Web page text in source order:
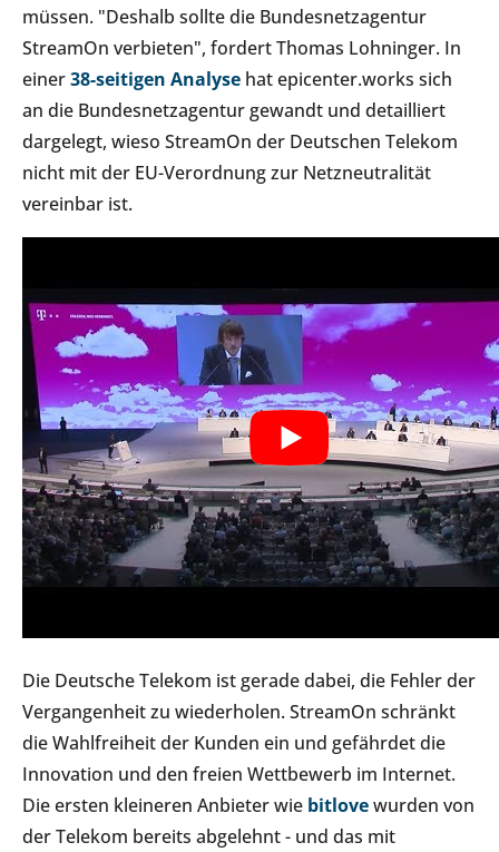
müssen. "Deshalb sollte die Bundesnetzagentur
StreamOn verbieten", fordert Thomas Lohninger. In
einer38-seitigen Analyse hat epicenter.works sich
an die Bundesnetzagentur gewandt und detailliert
dargelegt, wieso StreamOn der Deutschen Telekom
nicht mit der EU-Verordnung zur Netzneutralität
vereinbar ist.
Die Deutsche Telekom ist gerade dabei, die Fehler der
Vergangenheit zu wiederholen. StreamOn schränkt
die Wahlfreiheit der Kunden ein und gefährdet die
Innovation und den freien Wettbewerb im Internet.
Die ersten kleineren Anbieter wie bitlovewurden von
der Telekom bereits abgelehnt - und das mit